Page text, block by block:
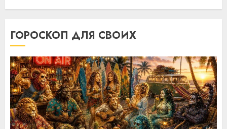
ГОРОСКОП ДЛЯ СВОИХ